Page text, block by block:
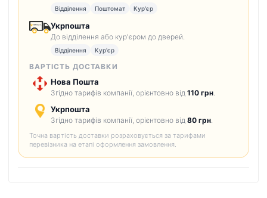
Відділення Поштомат Кур'єр
Укрпошта
До відділення або кур'єром до дверей.
Відділення Кур'єр
ВАРТІСТЬ ДОСТАВКИ
Нова Пошта
Згідно тарифів компанії, орієнтовно від 110 грн
Укрпошта
Згідно тарифів компанії, орієнтовно від 80 грн
Точна вартість доставки розраховується за тарифами
перевізника на етапі оформлення замовлення.